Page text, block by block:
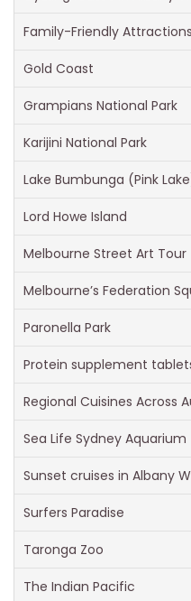
Family-Friendly Attractions
Gold Coast
Grampians National Park
Karijini National Park
Lake Bumbunga (Pink
Lord Howe Island
Melbourne Street Art Tour
Melbourne’s Federation
Paronella Park
Protein supplement
Regional Cuisines Across
Sea Life Sydney Aquarium
Sunset cruises in Albany
Surfers Paradise
Taronga Zoo
The Indian Pacific